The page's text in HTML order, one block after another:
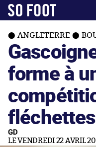
ANGLETERRE
forme à
fléchettes
GD
LE VENDREDI 22 AVRIL